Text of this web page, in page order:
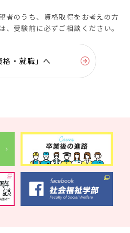
者のうち、資格取得をお考えの方
は、受験前に必ずご相談ください。
・就職」へ